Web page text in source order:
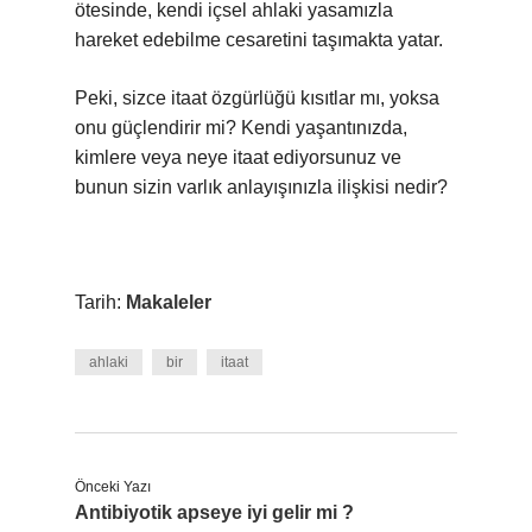
ötesinde, kendi içsel ahlaki yasamızla
hareket edebilme cesaretini taşımakta yatar.
Peki, sizce itaat özgürlüğü kısıtlar mı, yoksa
onu güçlendirir mi? Kendi yaşantınızda,
kimlere veya neye itaat ediyorsunuz ve
bunun sizin varlık anlayışınızla ilişkisi nedir?
Tarih: Makaleler
ahlaki bir itaat
Önceki Yazı
Antibiyotik apseye iyi gelir mi ?